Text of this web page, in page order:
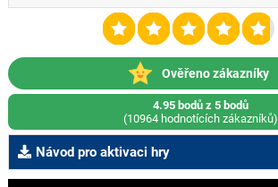
Ověřeno zákazníky
4.95 bodů z 5 bodů
(10964 hodnotících zákazníků)
Návod pro aktivaci hry